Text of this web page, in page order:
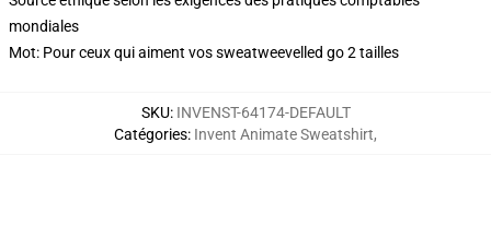
mondiales
Mot: Pour ceux qui aiment vos sweatweevelled go 2 tailles
SKU: INVENST-64174-DEFAULT
Catégories: Invent Animate Sweatshirt,